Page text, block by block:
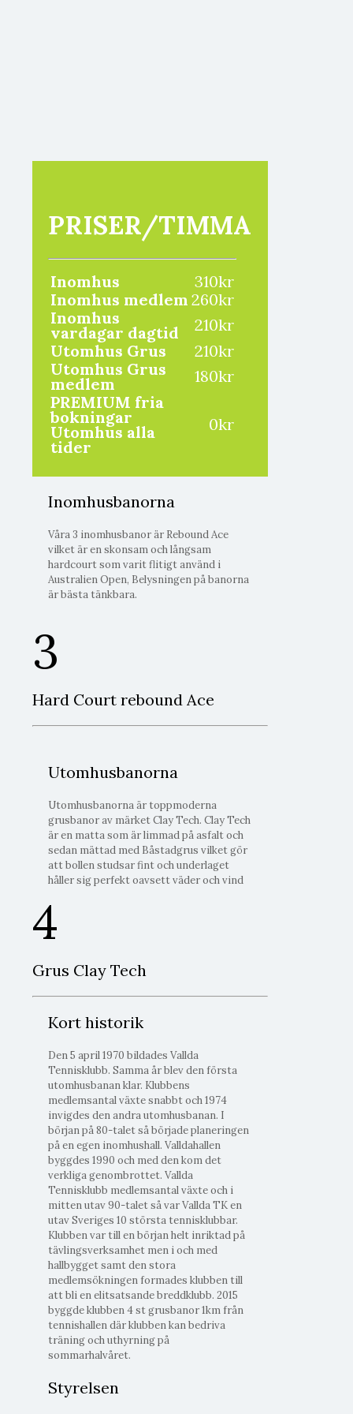
PRISER/TIMMA
Inomhus
310kr
Inomhus medlem 260kr
Inomhus
vardagar dagtid
210kr
Utomhus Grus
210kr
Utomhus Grus
medlem
180kr
PREMIUM fria
bokningar
Utomhus alla
tider
0kr
Inomhusbanorna
Våra 3 inomhusbanor är Rebound Ace
vilket är en skonsam och långsam
hardcourt som varit flitigt använd i
Australien Open, Belysningen på banorna
är bästa tänkbara.
3
Hard Court rebound Ace
Utomhusbanorna
Utomhusbanorna är toppmoderna
grusbanor av märket Clay Tech. Clay Tech
är en matta som är limmad på asfalt och
sedan mättad med Båstadgrus vilket gör
att bollen studsar fint och underlaget
håller sig perfekt oavsett väder och vind
4
Grus Clay Tech
Kort historik
Den 5 april 1970 bildades Vallda
Tennisklubb. Samma år blev den första
utomhusbanan klar. Klubbens
medlemsantal växte snabbt och 1974
invigdes den andra utomhusbanan. I
början på 80-talet så började planeringen
på en egen inomhushall. Valldahallen
byggdes 1990 och med den kom det
verkliga genombrottet. Vallda
Tennisklubb medlemsantal växte och i
mitten utav 90-talet så var Vallda TK en
utav Sveriges 10 största tennisklubbar.
Klubben var till en början helt inriktad på
tävlingsverksamhet men i och med
hallbygget samt den stora
medlemsökningen formades klubben till
att bli en elitsatsande breddklubb. 2015
byggde klubben 4 st grusbanor 1km från
tennishallen där klubben kan bedriva
träning och uthyrning på
sommarhalvåret.
Styrelsen